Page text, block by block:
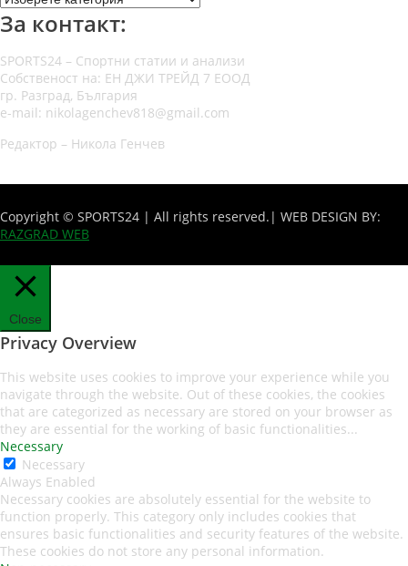
За контакт:
SPORTS24 – Спортни статии и анализи
Собственост на: ЕН ДЖИ ТРЕЙД 7 ЕООД
гр. Разград, България
e-mail: nikolagenchev818@gmail.com
Редактор – Никола Генчев
Copyright © SPORTS24 | All rights reserved. | WEB DESIGN BY:
RAZGRAD WEB
Close
Privacy Overview
This website uses cookies to improve your experience while you
navigate through the website. Out of these cookies, the cookies
that are categorized as necessary are stored on your browser as
they are essential for the working of basic functionalities...
Necessary
Necessary
Always Enabled
Necessary cookies are absolutely essential for the website to
function properly. This category only includes cookies that
ensures basic functionalities and security features of the website.
These cookies do not store any personal information.